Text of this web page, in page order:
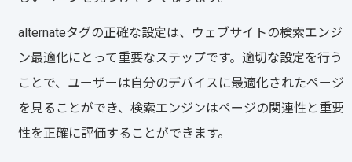
alternateタグの正確な設定は、ウェブサイトの検索エンジ
ン最適化にとって重要なステップです。適切な設定を行う
ことで、ユーザーは自分のデバイスに最適化されたページ
を見ることができ、検索エンジンはページの関連性と重要
性を正確に評価することができます。